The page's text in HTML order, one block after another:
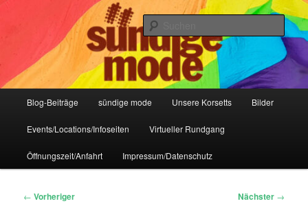
Sündige Mode Frankfurt
IHR Laden für Korsetts, Lifestyle-Mode, Club- und Dark-Wear seit 2004
Blog-Beiträge sündige mode Unsere Korsetts Bilder
Events/Locations/Infoseiten Virtueller Rundgang
Öffnungszeit/Anfahrt Impressum/Datenschutz
Beitragsnavigation
← Vorheriger Nächster →